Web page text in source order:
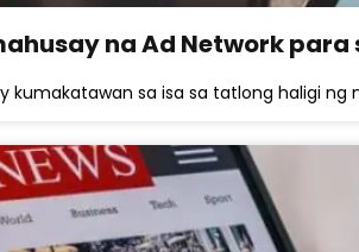
na Ad Network para
kumakatawan sa isa sa tatlong haligi